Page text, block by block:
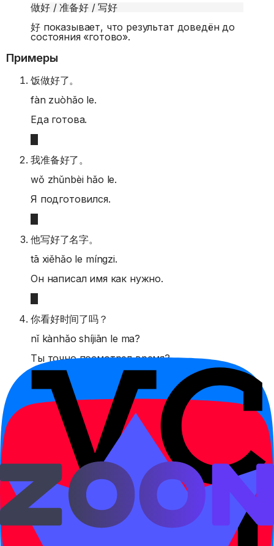
做好 / 准备好 / 写好
好 показывает, что результат доведён до
состояния «готово».
Примеры
饭做好了。
fàn zuòhǎo le.
Еда готова.
我准备好了。
wǒ zhǔnbèi hǎo le.
Я подготовился.
他写好了名字。
tā xiěhǎo le míngzi.
Он написал имя как нужно.
你看好时间了吗？
nǐ kànhǎo shíjiān le ma?
Ты точно посмотрел время?
我们说好了，明天见。
wǒmen shuōhǎo le, míngtiān jiàn.
Мы договорились, завтра увидимся.
门关好了。
mén guānhǎo le.
Дверь закрыта как следует.